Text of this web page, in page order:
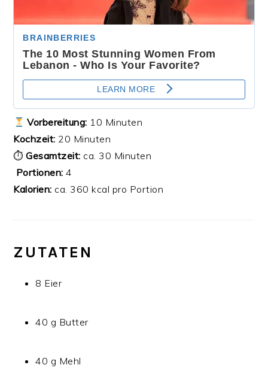
Vorbereitung: 10 Minuten
Kochzeit: 20 Minuten
⏱Gesamtzeit: ca. 30 Minuten
Portionen: 4
Kalorien: ca. 360 kcal pro Portion
ZUTATEN
8 Eier
40 g Butter
40 g Mehl